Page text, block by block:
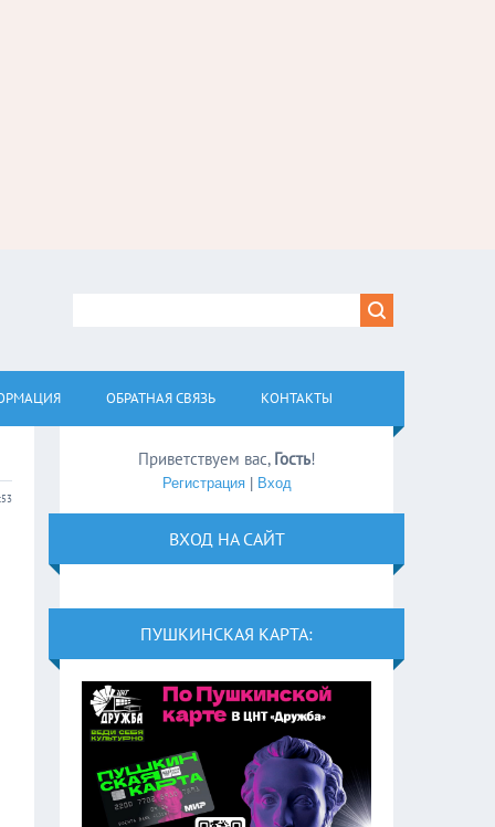
ОБРАТНАЯ СВЯЗЬ КОНТАКТЫ
Приветствуем вас, Гость!
Регистрация| Вход
ВХОД НА САЙТ
ПУШКИНСКАЯ КАРТА: